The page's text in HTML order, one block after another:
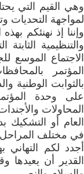
وهي القيم التي
لمواجهة التحديات
وإننا إذ نهنئكم
والتنظيمية
الاجتماع الموسع
المؤتمر
بالثوابت الوطنية
على وحدة
المحاولات
العام أو
في مختلف
أجدد لكم التهاني
القدير أن يعيدها